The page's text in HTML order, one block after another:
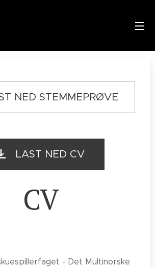
NED STEMMEPRØVE
LAST NED CV
CV
- Det Multinorske